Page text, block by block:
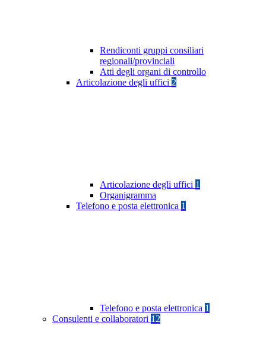
Rendiconti gruppi consiliari
regionali/provinciali
Atti degli organi di controllo
Articolazione degli uffici 2
Articolazione degli uffici 1
Organigramma
Telefono e posta elettronica 1
Telefono e posta elettronica 1
Consulenti e collaboratori 12